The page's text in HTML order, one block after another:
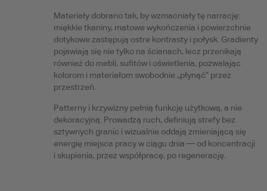
Materiały dobrano tak, by wzmacniały tę narrację:
miękkie tkaniny, matowe wykończenia i powierzchnie
dotykowe zastępują ostre kontrasty i połysk. Gradienty
pojawiają się nie tylko na ścianach, lecz przenikają
również do mebli, sufitów i oświetlenia, pozwalając
kolorom i materiałom swobodnie „płynąć” przez
przestrzeń.
Patterny i krzywizny pełnią funkcję użytkową, a nie
dekoracyjną. Prowadzą ruch, definiują strefy bez
sztywnych granic i wizualnie oddają zmieniającą się
energię miejsca pracy w ciągu dnia — od koncentracji
i skupienia, przez współpracę, po regenerację.